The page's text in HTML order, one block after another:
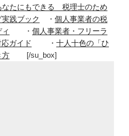
なたにもできる 税理士のため
践ブック
・ 個人事業者の税
・ 個人事業者・フリーラ
ガイド
・ 十人十色の「ひ
方 [/su_box]